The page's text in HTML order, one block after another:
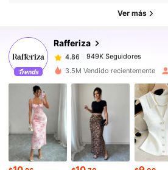
Ver más
Rafferiza
949K Seguidores
u***i pagó Hace 3 horas
949K Seguidores
949K Seguidores
4.86 949K Seguidores
3.5M Vendido recientemente